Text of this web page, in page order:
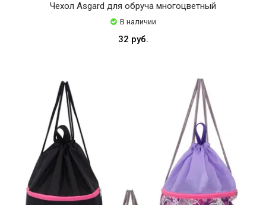
Чехол Asgard для обруча многоцветный
В наличии
32 руб.